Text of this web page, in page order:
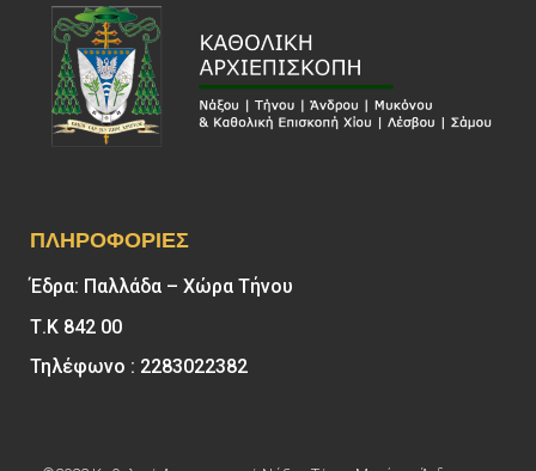
ΠΛΗΡΟΦΟΡΊΕΣ
Έδρα: Παλλάδα – Χώρα Τήνου
Τ.Κ 842 00
Τηλέφωνο : 2283022382